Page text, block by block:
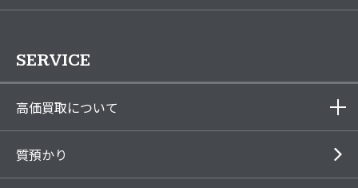
SERVICE
高価買取について
質預かり